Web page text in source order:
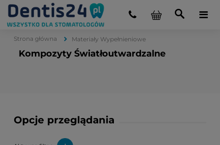
Strona główna Materiały Wypełnieniowe
Kompozyty Światłoutwardzalne
Opcje przeglądania